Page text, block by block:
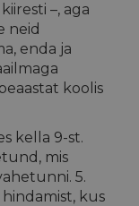
–, aga
neid
enda ja
koolis
kella 9-st.
mis
5.
kus